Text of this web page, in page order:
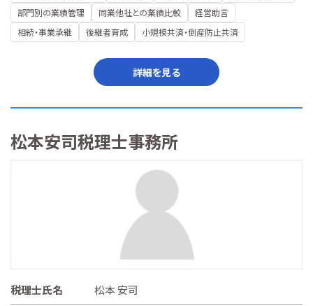
部門別の業績管理
同業他社との業績比較
経営助言
相続・事業承継
後継者育成 小規模共済・倒産防止共済
詳細を見る
松本安司税理士事務所
税理士氏名
松本 安司